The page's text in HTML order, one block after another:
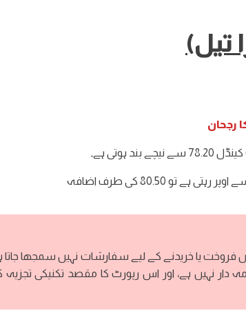
تیل)
رجحان
فروخت یا خریدنے کے لیے سفارشات نہیں سمجھا جاتا
دار نہیں ہے، اور اس رپورٹ کا مقصد تکنیکی تجزیہ